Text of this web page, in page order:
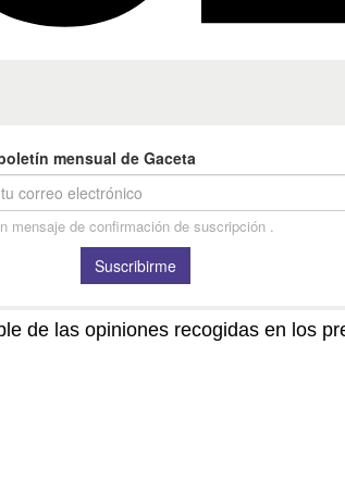
de las opiniones recogidas en los